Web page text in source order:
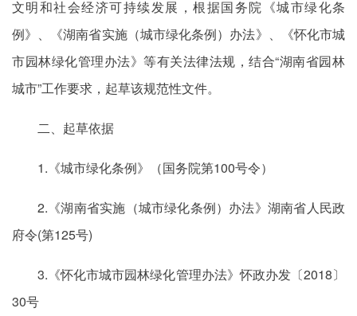
文明和社会经济可持续发展，根据国务院《城市绿化条
例》、《湖南省实施（城市绿化条例）办法》、《怀化市城
市园林绿化管理办法》等有关法律法规，结合“湖南省园林
城市”工作要求，起草该规范性文件。
二、起草依据
1.《城市绿化条例》（国务院第100号令）
2.《湖南省实施（城市绿化条例）办法》湖南省人民政
府令(第125号)
3.《怀化市城市园林绿化管理办法》怀政办发〔2018〕
30号